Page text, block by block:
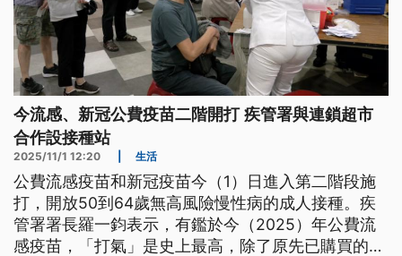
今流感、新冠公費疫苗二階開打 疾管署與連鎖超市
合作設接種站
2025/11/1 12:20 生活
公費流感疫苗和新冠疫苗今（1）日進入第二階段施
打，開放50到64歲無高風險慢性病的成人接種。疾
管署署長羅一鈞表示，有鑑於今（2025）年公費流
感疫苗，「打氣」是史上最高，除了原先已購買的